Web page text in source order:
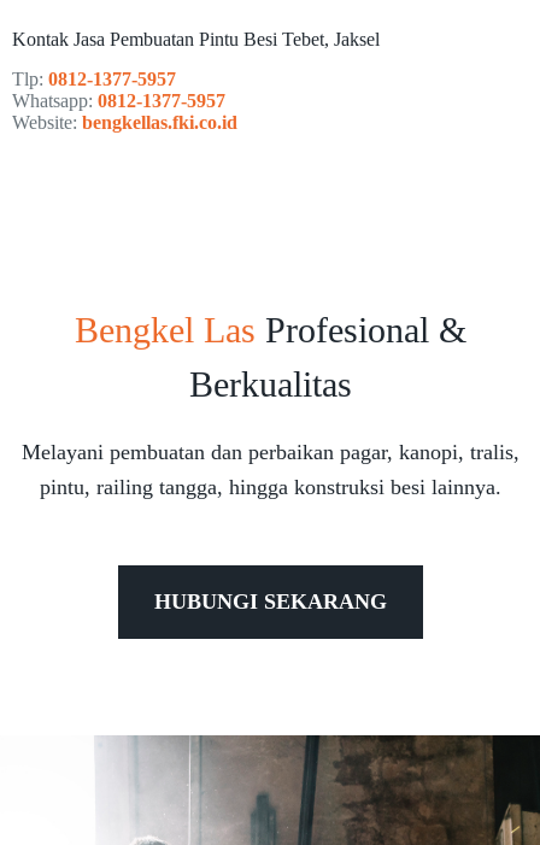
Kontak Jasa Pembuatan Pintu Besi Tebet, Jaksel
Tlp: 0812-1377-5957
Whatsapp: 0812-1377-5957
Website: bengkellas.fki.co.id
Bengkel Las Profesional &
Berkualitas
Melayani pembuatan dan perbaikan pagar, kanopi, tralis,
pintu, railing tangga, hingga konstruksi besi lainnya.
HUBUNGI SEKARANG